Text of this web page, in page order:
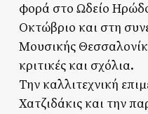
φορά στο Ωδείο
Οκτώβριο και στη
Μουσικής
κριτικές και σχόλια.
Την καλλιτεχνική
Χατζιδάκις και την